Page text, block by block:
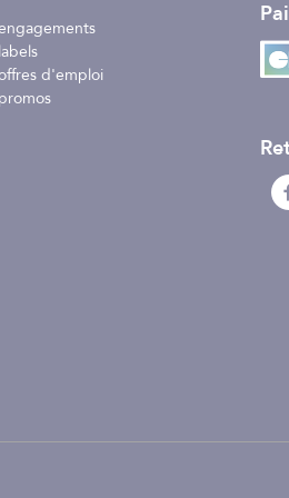
de vos pare-battages à chaque sortie.
d'emploi